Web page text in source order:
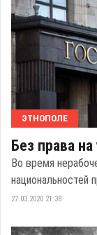
ЭТНОПОЛЕ
Без права
Во время
национальностей
27.03.2020 21:38